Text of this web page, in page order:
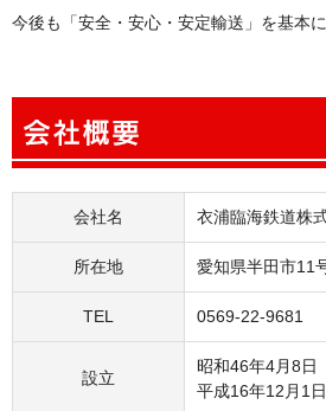
今後も「安全・安心・安定輸送」を基本
会社名 衣浦臨海鉄道株
所在地 愛知県半田市11
TEL 0569-22-9681
設立
昭和46年4月8日
平成16年12月1